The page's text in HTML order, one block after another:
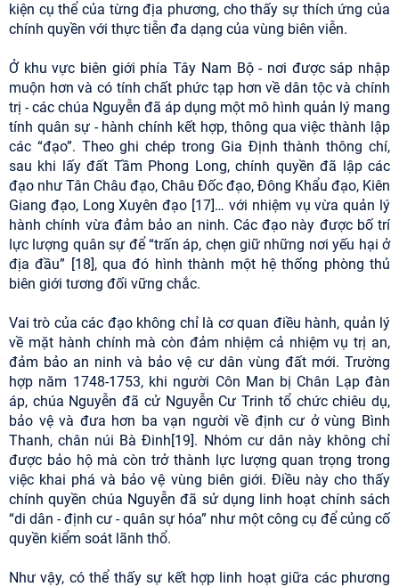
kiện cụ thể của từng địa phương, cho thấy sự thích ứng của
chính quyền với thực tiễn đa dạng của vùng biên viễn.
Ở khu vực biên giới phía Tây Nam Bộ - nơi được sáp nhập
muộn hơn và có tính chất phức tạp hơn về dân tộc và chính
trị - các chúa Nguyễn đã áp dụng một mô hình quản lý mang
tính quân sự - hành chính kết hợp, thông qua việc thành lập
các “đạo”. Theo ghi chép trong Gia Định thành thông chí,
sau khi lấy đất Tầm Phong Long, chính quyền đã lập các
đạo như Tân Châu đạo, Châu Đốc đạo, Đông Khẩu đạo, Kiên
Giang đạo, Long Xuyên đạo [17]… với nhiệm vụ vừa quản lý
hành chính vừa đảm bảo an ninh. Các đạo này được bố trí
lực lượng quân sự để “trấn áp, chẹn giữ những nơi yếu hại ở
địa đầu” [18], qua đó hình thành một hệ thống phòng thủ
biên giới tương đối vững chắc.
Vai trò của các đạo không chỉ là cơ quan điều hành, quản lý
về mặt hành chính mà còn đảm nhiệm cả nhiệm vụ trị an,
đảm bảo an ninh và bảo vệ cư dân vùng đất mới. Trường
hợp năm 1748-1753, khi người Côn Man bị Chân Lạp đàn
áp, chúa Nguyễn đã cử Nguyễn Cư Trinh tổ chức chiêu dụ,
bảo vệ và đưa hơn ba vạn người về định cư ở vùng Bình
Thanh, chân núi Bà Đinh[19]. Nhóm cư dân này không chỉ
được bảo hộ mà còn trở thành lực lượng quan trọng trong
việc khai phá và bảo vệ vùng biên giới. Điều này cho thấy
chính quyền chúa Nguyễn đã sử dụng linh hoạt chính sách
“di dân - định cư - quân sự hóa” như một công cụ để củng cố
quyền kiểm soát lãnh thổ.
Như vậy, có thể thấy sự kết hợp linh hoạt giữa các phương